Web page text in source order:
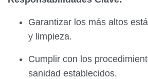
Garantizar los más altos
y limpieza.
Cumplir con los
sanidad establecidos.